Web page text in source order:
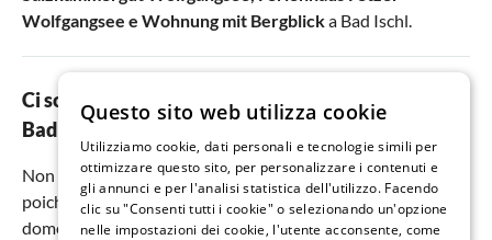
Wolfgangsee e Wohnung mit Bergblicka Bad Ischl.
Ci sono appartamenti per vacanze adatti ai cani a
Bad Ischl?
Non devi rinunciare al tuo animale domestico a Bad Ischl
poiché ci sono8
alloggi vacanze che permettono animali
domestici.
Questo sito web utilizza cookie
Utilizziamo cookie, dati personali e tecnologie simili per
ottimizzare questo sito, per personalizzare i contenuti e
gli annunci e per l'analisi statistica dell'utilizzo. Facendo
clic su "Consenti tutti i cookie" o selezionando un'opzione
nelle impostazioni dei cookie, l'utente acconsente, come